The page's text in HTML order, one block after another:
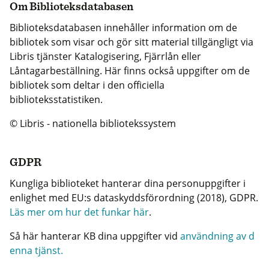
Om Biblioteksdatabasen
Biblioteksdatabasen innehåller information om de
bibliotek som visar och gör sitt material tillgängligt via
Libris tjänster Katalogisering, Fjärrlån eller
Låntagarbeställning. Här finns också uppgifter om de
bibliotek som deltar i den officiella
biblioteksstatistiken.
© Libris - nationella bibliotekssystem
GDPR
Kungliga biblioteket hanterar dina personuppgifter i
enlighet med EU:s dataskyddsförordning (2018), GDPR.
Läs mer om hur det funkar här.
Så här hanterar KB dina uppgifter vid användning av d
enna tjänst.